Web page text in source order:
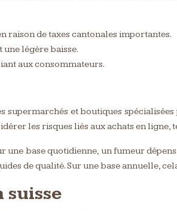
raison de taxes cantonales importantes.
légère baisse.
aux consommateurs.
et boutiques
les risques liés aux achats en ligne,
base quotidienne, un fumeur
de qualité. Sur une base annuelle,